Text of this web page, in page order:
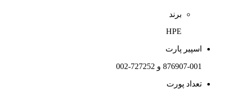
برند
HPE
اسپیر پارت
876907-001 و 727252-002
تعداد پورت